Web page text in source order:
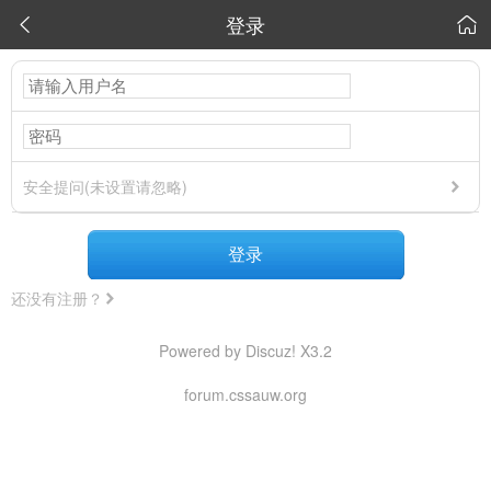
 登录 
安全提问(未设置请忽略)
登录
还没有注册？
Powered by Discuz! X3.2
forum.cssauw.org